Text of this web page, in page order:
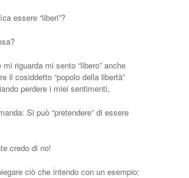
essere “liberi”?
riguarda mi sento “libero” anche
il cosiddetto “popolo della libertà”
perdere i miei sentimenti,
Si può “pretendere” di essere
credo di no!
ciò che intendo con un esempio: